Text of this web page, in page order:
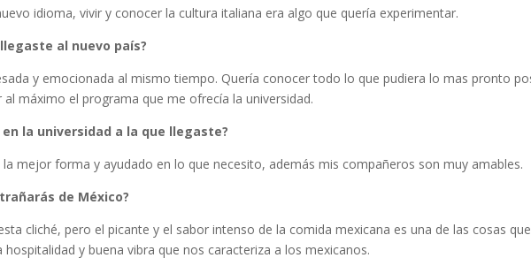
idioma, vivir y conocer la cultura italiana era algo que quería experimentar.
al nuevo país?
y emocionada al mismo tiempo. Quería conocer todo lo que pudiera lo mas pronto
máximo el programa que me ofrecía la universidad.
la universidad a la que llegaste?
mejor forma y ayudado en lo que necesito, además mis compañeros son muy amables.
de México?
cliché, pero el picante y el sabor intenso de la comida mexicana es una de las cosas que
y buena vibra que nos caracteriza a los mexicanos.